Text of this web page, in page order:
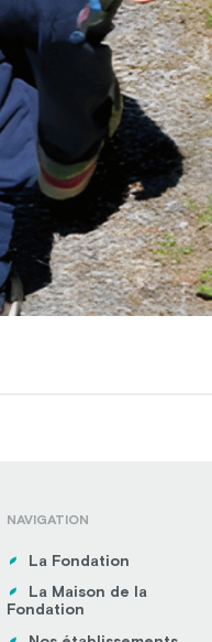
NAVIGATION
La Fondation
La Maison de la
Fondation